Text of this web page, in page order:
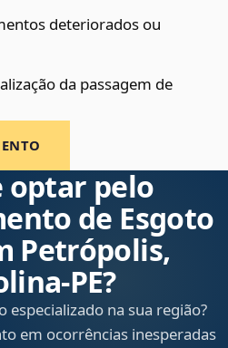
deteriorados ou
da passagem de
optar pelo
de Esgoto
Petrópolis,
especializado na sua região?
em ocorrências inesperadas